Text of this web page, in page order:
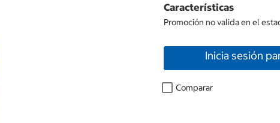
Características
Promoción no valida en el
Inicia sesión
Comparar